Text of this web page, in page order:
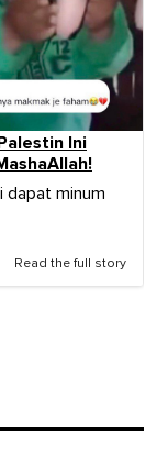
Ini
dapat minum
Read the full story